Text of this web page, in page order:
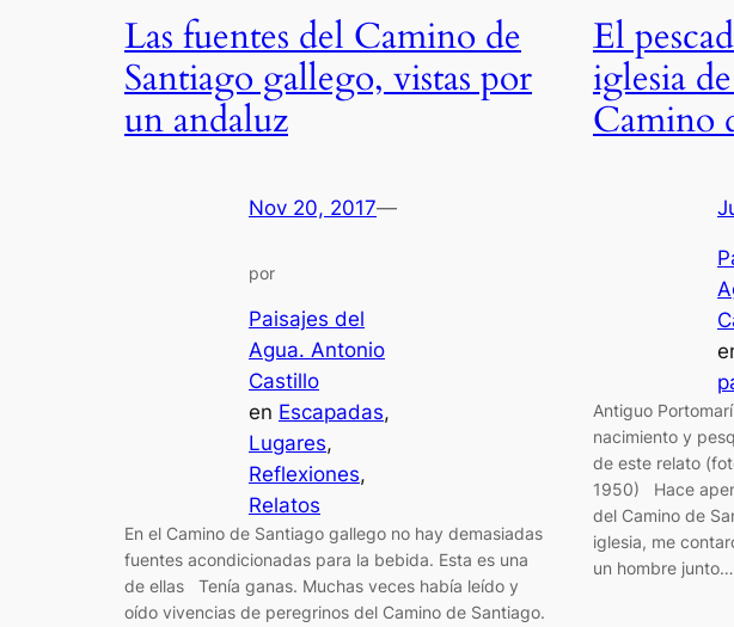
Las fuentes del Camino de
Santiago gallego, vistas por
un andaluz
Nov 20, 2017—
por
Paisajes del
Agua. Antonio
Castillo
en Escapadas
Lugares
Reflexiones
Relatos
En el Camino de Santiago gallego no hay demasiadas
fuentes acondicionadas para la bebida. Esta es una
de ellas Tenía ganas. Muchas veces había leído y
oído vivencias de peregrinos del Camino de Santiago.
El
iglesia
Camino
Antiguo
nacimiento y
de este relato
1950) Hace
del Camino de
iglesia, me
un hombre junto…